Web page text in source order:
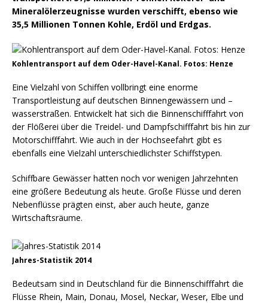
Mineralölerzeugnisse wurden verschifft, ebenso wie
35,5 Millionen Tonnen Kohle, Erdöl und Erdgas.
Kohlentransport auf dem Oder-Havel-Kanal. Fotos: Henze
Eine Vielzahl von Schiffen vollbringt eine enorme
Transportleistung auf deutschen Binnengewässern und –
wasserstraßen. Entwickelt hat sich die Binnenschifffahrt von
der Flößerei über die Treidel- und Dampfschifffahrt bis hin zur
Motorschifffahrt. Wie auch in der Hochseefahrt gibt es
ebenfalls eine Vielzahl unterschiedlichster Schiffstypen.
Schiffbare Gewässer hatten noch vor wenigen Jahrzehnten
eine größere Bedeutung als heute. Große Flüsse und deren
Nebenflüsse prägten einst, aber auch heute, ganze
Wirtschaftsräume.
Jahres-Statistik 2014
Bedeutsam sind in Deutschland für die Binnenschifffahrt die
Flüsse Rhein, Main, Donau, Mosel, Neckar, Weser, Elbe und